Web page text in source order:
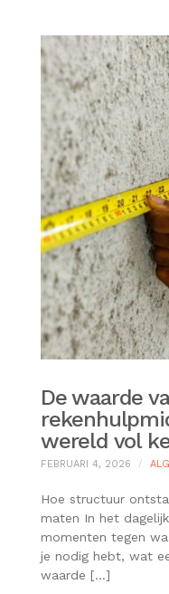
De waarde
wereld vol
FEBRUARI 4, 2026
Hoe structuur
maten In het
momenten tegen
je nodig hebt, wat
waarde […]